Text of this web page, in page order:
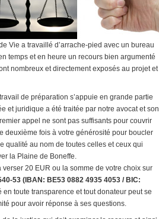
Vie a travaillé d’arrache-pied avec un bureau
temps et en heure un recours bien argumenté
nombreux et directement exposés au projet et
de préparation s’appuie en grande partie
et juridique a été traitée par notre avocat et son
appel ne sont pas suffisants pour couvrir
deuxième fois à votre générosité pour boucler
qualité au nom de toutes celles et ceux qui
la Plaine de Boneffe.
20 EUR ou la somme de votre choix sur
53 (IBAN: BE53 0882 4935 4053 / BIC:
en toute transparence et tout donateur peut se
pour avoir réponse à ses questions.